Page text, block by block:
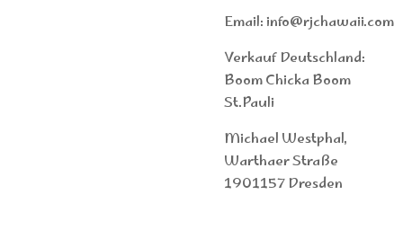
Email: info@rjchawaii.com
Verkauf Deutschland:
Boom Chicka Boom
St.Pauli
Michael Westphal,
Warthaer Straße
1901157 Dresden